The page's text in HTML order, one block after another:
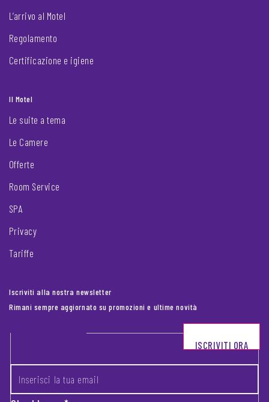
L’arrivo al Motel
Regolamento
Certificazione e igiene
Il Motel
Le suite a tema
Le Camere
Offerte
Room Service
SPA
Privacy
Tariffe
Iscriviti alla nostra newsletter
Rimani sempre aggiornato su promozioni e ultime novità
Footer newsletter
ISCRIVITI ORA